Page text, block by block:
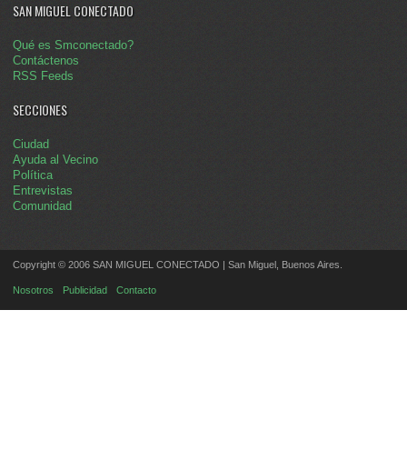
SAN MIGUEL CONECTADO
Qué es Smconectado?
Contáctenos
RSS Feeds
SECCIONES
Ciudad
Ayuda al Vecino
Política
Entrevistas
Comunidad
Copyright © 2006 SAN MIGUEL CONECTADO | San Miguel, Buenos Aires.
Nosotros Publicidad Contacto